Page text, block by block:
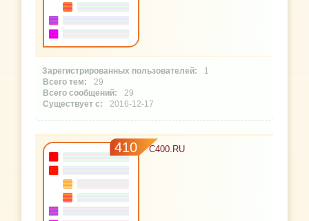
1
29
29
2016-12-17
410 C400.RU